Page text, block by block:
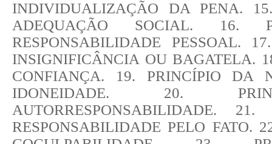
INDIVIDUALIZAÇÃO DA PENA.
ADEQUAÇÃO SOCIAL. 16.
RESPONSABILIDADE PESSOAL.
INSIGNIFICÂNCIA OU BAGATELA.
CONFIANÇA. 19. PRINCÍPIO DA
IDONEIDADE. 20.
AUTORRESPONSABILIDADE.
RESPONSABILIDADE PELO FATO.